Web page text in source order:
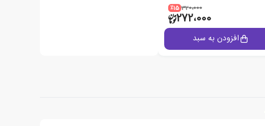
320،000 ٪15
272،000
افزودن به سبد